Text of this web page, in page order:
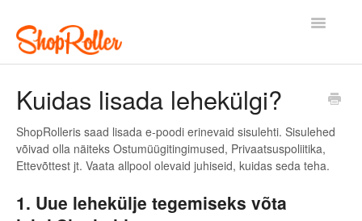
Toggle
Kuidas lisada lehekülgi?
ShopRolleris saad lisada e-poodi erinevaid sisulehti. Sisulehed
võivad olla näiteks Ostumüügitingimused, Privaatsuspoliitika,
Ettevõttest jt. Vaata allpool olevaid juhiseid, kuidas seda teha.
1. Uue lehekülje tegemiseks võta